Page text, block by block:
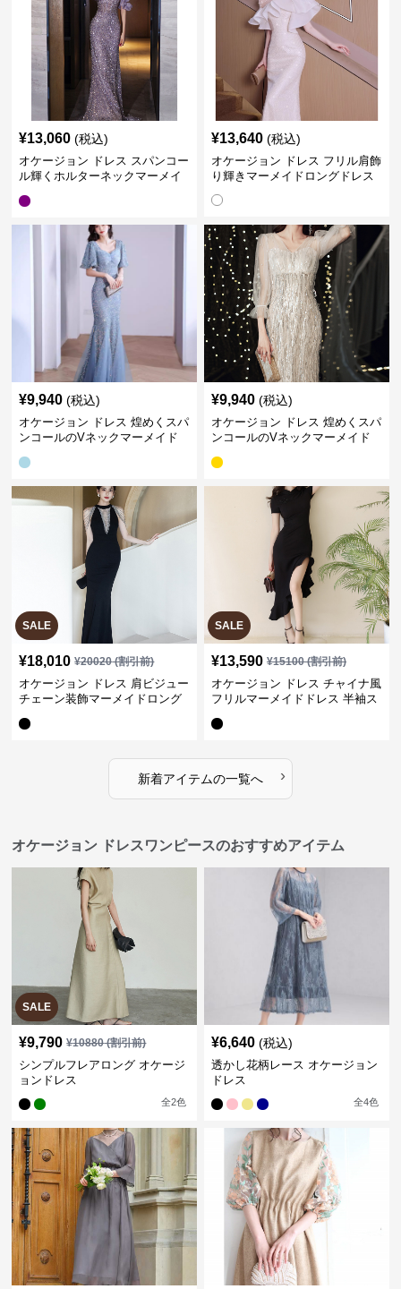
¥13,060 (税込)
オケージョン ドレス スパンコー
ル輝くホルターネックマーメイ
¥13,640 (税込)
オケージョン ドレス フリル肩飾
り輝きマーメイドロングドレス
¥9,940 (税込)
オケージョン ドレス 煌めくスパ
ンコールのVネックマーメイド
¥9,940 (税込)
オケージョン ドレス 煌めくスパ
ンコールのVネックマーメイド
SALE
¥18,010 ¥20020(割引前)
オケージョン ドレス 肩ビジュー
チェーン装飾マーメイドロング
SALE
¥13,590 ¥15100(割引前)
オケージョン ドレス チャイナ風
フリルマーメイドドレス 半袖ス
新着アイテムの一覧へ ›
オケージョン ドレスワンピースのおすすめアイテム
SALE
¥9,790 ¥10880(割引前)
シンプルフレアロング オケージ
ョンドレス
全2色
¥6,640 (税込)
透かし花柄レース オケージョン
ドレス
全4色